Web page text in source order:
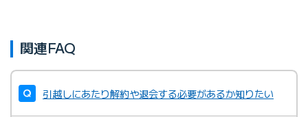
関連FAQ
引越しにあたり解約や退会する必要があるか知りたい